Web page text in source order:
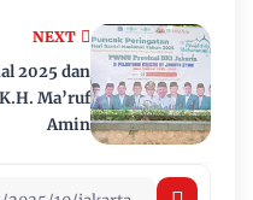
NEXT
2025 dan
Ma’ruf
Amin